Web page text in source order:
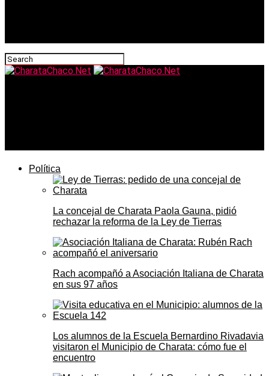
Política
La concejal de Charata Paola Gauna, pidió
rechazar la reforma de la Ley de Tierras
Rach acompañó a Asociación Italiana de Charata
en sus 97 años
Los alumnos de la Escuela Bernardino Rivadavia
visitaron el Municipio de Charata: cómo fue el
encuentro